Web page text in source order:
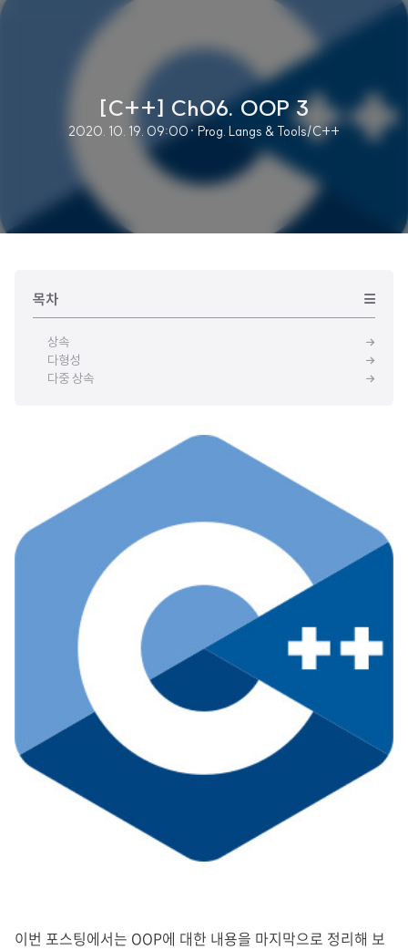
[C++] Ch06. OOP 3
2020. 10. 19. 09:00 · Prog. Langs & Tools/C++
목차
상속
다형성
다중 상속
이번 포스팅에서는 OOP에 대한 내용을 마지막으로 정리해 보